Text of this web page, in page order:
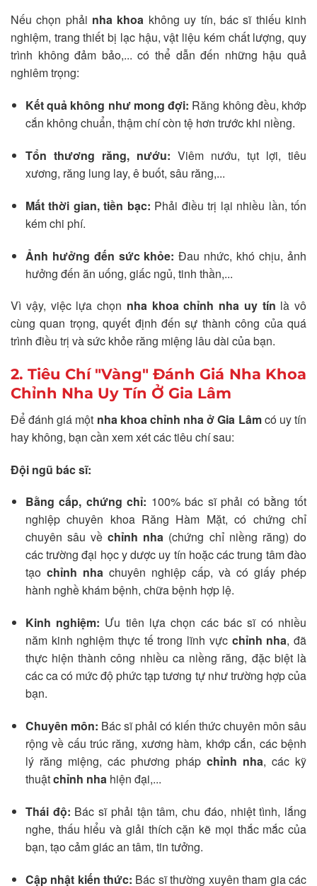
Nếu chọn phải nha khoa không uy tín, bác sĩ thiếu kinh
nghiệm, trang thiết bị lạc hậu, vật liệu kém chất lượng, quy
trình không đảm bảo,... có thể dẫn đến những hậu quả
nghiêm trọng:
Kết quả không như mong đợi: Răng không đều, khớp
cắn không chuẩn, thậm chí còn tệ hơn trước khi niềng.
Tổn thương răng, nướu: Viêm nướu, tụt lợi, tiêu
xương, răng lung lay, ê buốt, sâu răng,...
Mất thời gian, tiền bạc: Phải điều trị lại nhiều lần, tốn
kém chi phí.
Ảnh hưởng đến sức khỏe: Đau nhức, khó chịu, ảnh
hưởng đến ăn uống, giấc ngủ, tinh thần,...
Vì vậy, việc lựa chọn nha khoa chỉnh nha uy tín là vô
cùng quan trọng, quyết định đến sự thành công của quá
trình điều trị và sức khỏe răng miệng lâu dài của bạn.
2. Tiêu Chí "Vàng" Đánh Giá Nha Khoa
Chỉnh Nha Uy Tín Ở Gia Lâm
Để đánh giá một nha khoa chỉnh nha ở Gia Lâmcó uy tín
hay không, bạn cần xem xét các tiêu chí sau:
Đội ngũ bác sĩ:
Bằng cấp, chứng chỉ: 100% bác sĩ phải có bằng tốt
nghiệp chuyên khoa Răng Hàm Mặt, có chứng chỉ
chuyên sâu vềchỉnh nha (chứng chỉ niềng răng) do
các trường đại học y dược uy tín hoặc các trung tâm đào
tạo chỉnh nhachuyên nghiệp cấp, và có giấy phép
hành nghề khám bệnh, chữa bệnh hợp lệ.
Kinh nghiệm: Ưu tiên lựa chọn các bác sĩ có nhiều
năm kinh nghiệm thực tế trong lĩnh vực chỉnh nha, đã
thực hiện thành công nhiều ca niềng răng, đặc biệt là
các ca có mức độ phức tạp tương tự như trường hợp của
bạn.
Chuyên môn: Bác sĩ phải có kiến thức chuyên môn sâu
rộng về cấu trúc răng, xương hàm, khớp cắn, các bệnh
lý răng miệng, các phương pháp chỉnh nha, các kỹ
thuậtchỉnh nhahiện đại,...
Thái độ: Bác sĩ phải tận tâm, chu đáo, nhiệt tình, lắng
nghe, thấu hiểu và giải thích cặn kẽ mọi thắc mắc của
bạn, tạo cảm giác an tâm, tin tưởng.
Cập nhật kiến thức: Bác sĩ thường xuyên tham gia các